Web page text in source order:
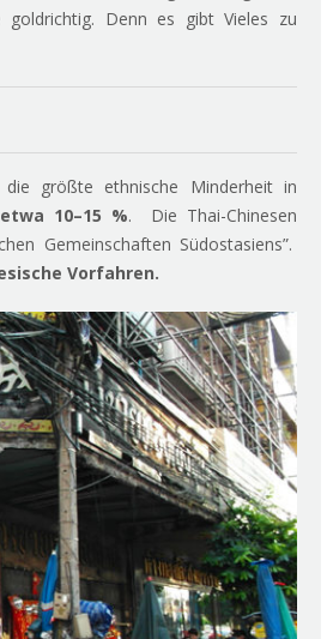
goldrichtig. Denn es gibt Vieles zu
größte ethnische Minderheit in
etwa 10–15 %. Die Thai-Chinesen
Gemeinschaften Südostasiens”.
Vorfahren.